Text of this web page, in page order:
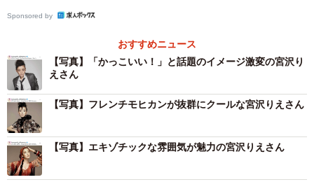
Sponsored by
おすすめニュース
【写真】「かっこいい！」と話題のイメージ激変の宮沢り
えさん
【写真】フレンチモヒカンが抜群にクールな宮沢りえさん
【写真】エキゾチックな雰囲気が魅力の宮沢りえさん